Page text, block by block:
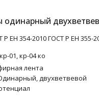
Р ЕН 354-2010 ГОСТ Р ЕН 355-
01, кр-04 ко
лента
двухветвевой